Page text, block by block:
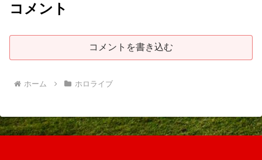
コメント
コメントを書き込む
ホーム ホロライブ